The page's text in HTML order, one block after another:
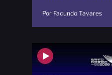
Por Facundo Tavares